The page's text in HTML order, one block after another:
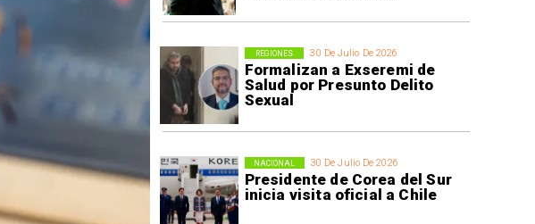
30 De Julio De 2026
Formalizan a Exseremi de
Salud por Presunto Delito
Sexual
REGIONES
30 De Julio De 2026
Presidente de Corea del Sur
inicia visita oficial a Chile
NACIONAL